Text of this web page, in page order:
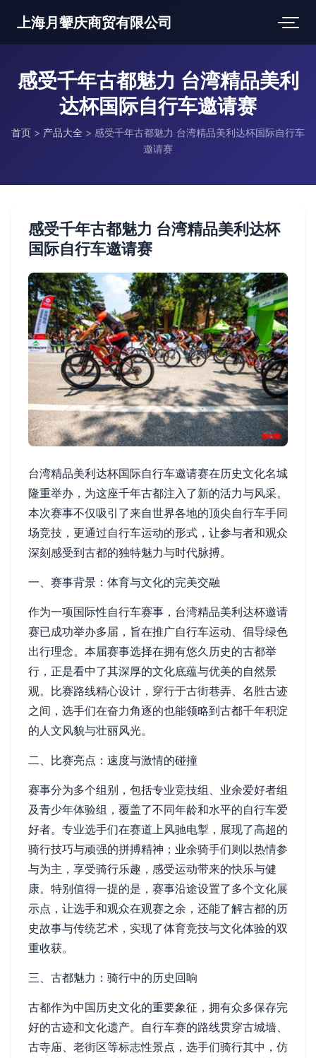
上海月颦庆商贸有限公司
感受千年古都魅力 台湾精品美利
达杯国际自行车邀请赛
首页 > 产品大全 > 感受千年古都魅力 台湾精品美利达杯国际自行车
邀请赛
感受千年古都魅力 台湾精品美利达杯
国际自行车邀请赛
台湾精品美利达杯国际自行车邀请赛在历史文化名城
隆重举办，为这座千年古都注入了新的活力与风采。
本次赛事不仅吸引了来自世界各地的顶尖自行车手同
场竞技，更通过自行车运动的形式，让参与者和观众
深刻感受到古都的独特魅力与时代脉搏。
一、赛事背景：体育与文化的完美交融
作为一项国际性自行车赛事，台湾精品美利达杯邀请
赛已成功举办多届，旨在推广自行车运动、倡导绿色
出行理念。本届赛事选择在拥有悠久历史的古都举
行，正是看中了其深厚的文化底蕴与优美的自然景
观。比赛路线精心设计，穿行于古街巷弄、名胜古迹
之间，选手们在奋力角逐的也能领略到古都千年积淀
的人文风貌与壮丽风光。
二、比赛亮点：速度与激情的碰撞
赛事分为多个组别，包括专业竞技组、业余爱好者组
及青少年体验组，覆盖了不同年龄和水平的自行车爱
好者。专业选手们在赛道上风驰电掣，展现了高超的
骑行技巧与顽强的拼搏精神；业余骑手们则以热情参
与为主，享受骑行乐趣，感受运动带来的快乐与健
康。特别值得一提的是，赛事沿途设置了多个文化展
示点，让选手和观众在观赛之余，还能了解古都的历
史故事与传统艺术，实现了体育竞技与文化体验的双
重收获。
三、古都魅力：骑行中的历史回响
古都作为中国历史文化的重要象征，拥有众多保存完
好的古迹和文化遗产。自行车赛的路线贯穿古城墙、
古寺庙、老街区等标志性景点，选手们骑行其中，仿